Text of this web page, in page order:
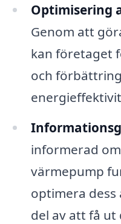
Optimisering
Genom att
kan företaget
och
informerad
värmepump
optimera dess
del av att få ut